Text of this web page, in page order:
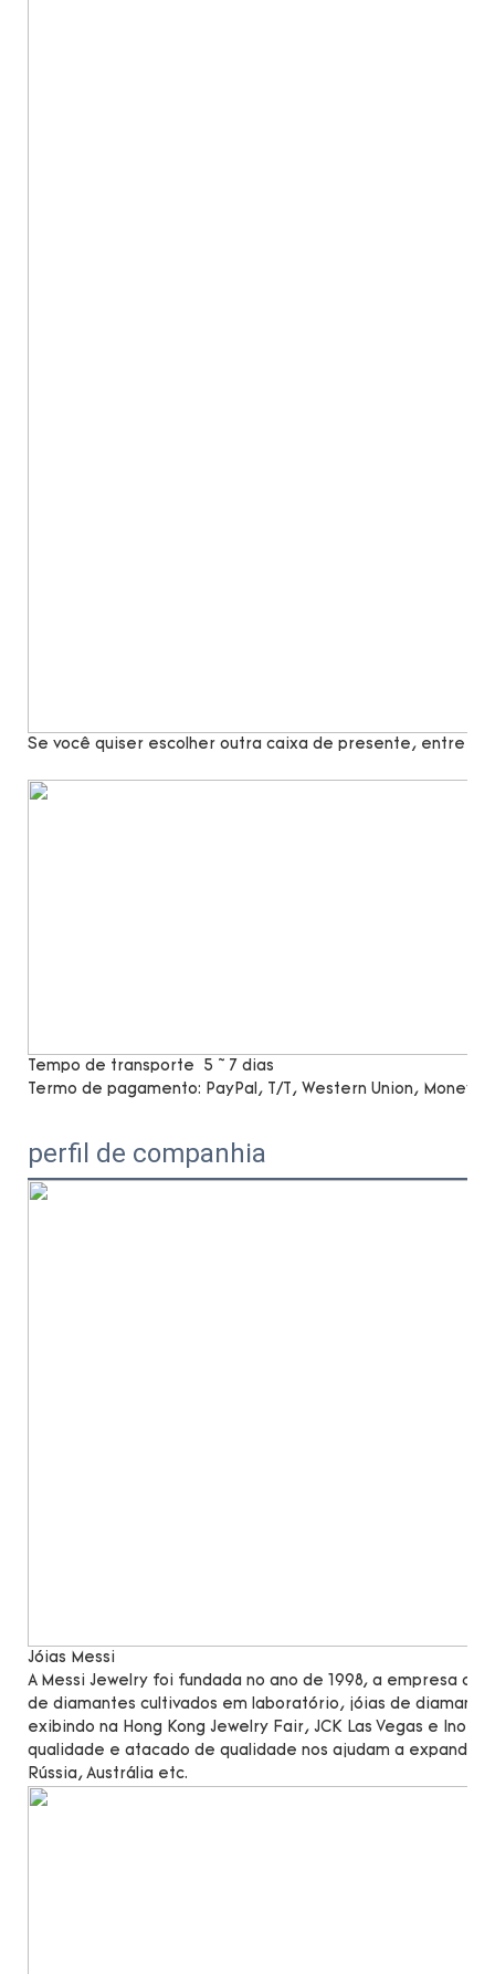
Se você quiser escolher outra caixa de presente, entre
Tempo de transporte
5 ~ 7 dias
Termo de pagamento: PayPal, T/T, Western Union,
perfil de companhia
Jóias Messi
A Messi Jewelry foi fundada no ano de 1998, a empresa
de diamantes cultivados em laboratório, jóias de
exibindo na Hong Kong Jewelry Fair, JCK Las Vegas e
qualidade e atacado de qualidade nos ajudam a expandir
Rússia, Austrália etc.